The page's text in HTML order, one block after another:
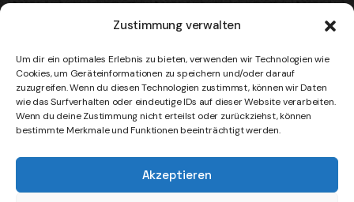
Zustimmung verwalten
Um dir ein optimales Erlebnis zu bieten, verwenden wir Technologien wie
Cookies, um Geräteinformationen zu speichern und/oder darauf
zuzugreifen. Wenn du diesen Technologien zustimmst, können wir Daten
wie das Surfverhalten oder eindeutige IDs auf dieser Website verarbeiten.
Wenn du deine Zustimmung nicht erteilst oder zurückziehst, können
bestimmte Merkmale und Funktionen beeinträchtigt werden.
Akzeptieren
Firmeninfo
Standort:
Menzenberger Straße 20 53604 Bad Honnef